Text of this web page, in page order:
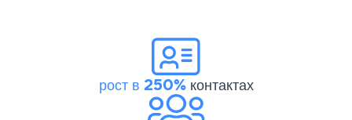
рост в 250%контактах